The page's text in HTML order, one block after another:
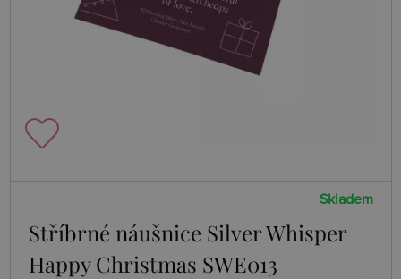
Skladem
Stříbrné náušnice Silver Whisper
Happy Christmas SWE013